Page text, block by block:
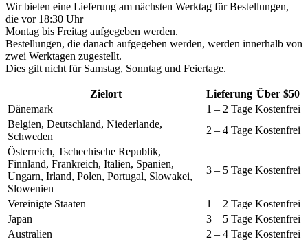
Wir bieten eine Lieferung am nächsten Werktag für Bestellungen,
die vor 18:30 Uhr
Montag bis Freitag aufgegeben werden.
Bestellungen, die danach aufgegeben werden, werden innerhalb von
zwei Werktagen zugestellt.
Dies gilt nicht für Samstag, Sonntag und Feiertage.
Zielort Lieferung Über $50
Dänemark
1 – 2 Tage Kostenfrei
Belgien, Deutschland, Niederlande,
Schweden
2 – 4 Tage Kostenfrei
Österreich, Tschechische Republik,
Finnland, Frankreich, Italien, Spanien,
Ungarn, Irland, Polen, Portugal, Slowakei,
Slowenien
3 – 5 Tage Kostenfrei
Vereinigte Staaten 1 – 2 Tage Kostenfrei
Japan
3 – 5 Tage Kostenfrei
Australien
2 – 4 Tage Kostenfrei